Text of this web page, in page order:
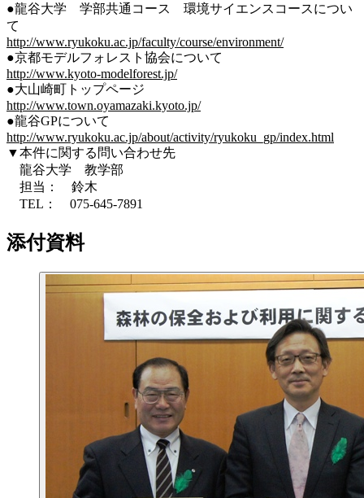
●龍谷大学 学部共通コース 環境サイエンスコースについ
て
http://www.ryukoku.ac.jp/faculty/course/environment/
●京都モデルフォレスト協会について
http://www.kyoto-modelforest.jp/
●大山崎町トップページ
http://www.town.oyamazaki.kyoto.jp/
●龍谷GPについて
http://www.ryukoku.ac.jp/about/activity/ryukoku_gp/index.html
▼本件に関する問い合わせ先
龍谷大学 教学部
担当： 鈴木
TEL： 075-645-7891
添付資料